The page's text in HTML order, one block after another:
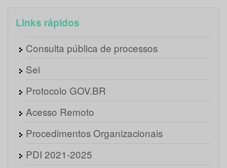
Links rápidos
Consulta pública de processos
Sei
Protocolo GOV.BR
Acesso Remoto
Procedimentos Organizacionais
PDI 2021-2025